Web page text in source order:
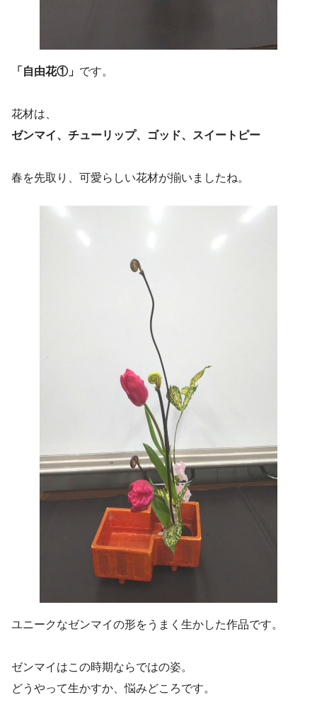
「自由花①」 です。
花材は、
ゼンマイ、チューリップ、ゴッド、スイートピー
春を先取り、可愛らしい花材が揃いましたね。
ユニークなゼンマイの形をうまく生かした作品です。
ゼンマイはこの時期ならではの姿。
どうやって生かすか、悩みどころです。